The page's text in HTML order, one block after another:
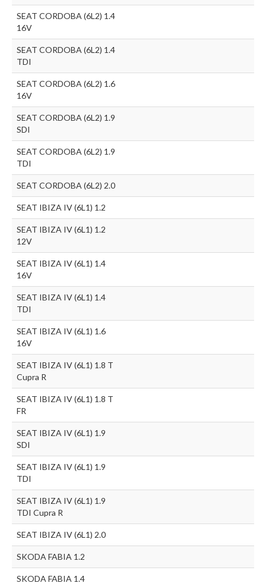
SEAT CORDOBA (6L2) 1.4
16V
SEAT CORDOBA (6L2) 1.4
TDI
SEAT CORDOBA (6L2) 1.6
16V
SEAT CORDOBA (6L2) 1.9
SDI
SEAT CORDOBA (6L2) 1.9
TDI
SEAT CORDOBA (6L2) 2.0
SEAT IBIZA IV (6L1) 1.2
SEAT IBIZA IV (6L1) 1.2
12V
SEAT IBIZA IV (6L1) 1.4
16V
SEAT IBIZA IV (6L1) 1.4
TDI
SEAT IBIZA IV (6L1) 1.6
16V
SEAT IBIZA IV (6L1) 1.8 T
Cupra R
SEAT IBIZA IV (6L1) 1.8 T
FR
SEAT IBIZA IV (6L1) 1.9
SDI
SEAT IBIZA IV (6L1) 1.9
TDI
SEAT IBIZA IV (6L1) 1.9
TDI Cupra R
SEAT IBIZA IV (6L1) 2.0
SKODA FABIA 1.2
SKODA FABIA 1.4